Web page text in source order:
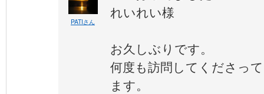
PATIさん
れいれい様
お久しぶりです。
何度も訪問してくださっ
ます。